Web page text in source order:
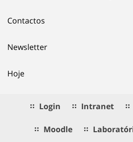
Contactos
Newsletter
Hoje
Login Intranet
Moodle